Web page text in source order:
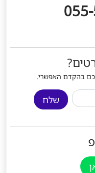
בהקדם האפשרי.
שלח